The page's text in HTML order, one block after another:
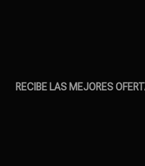
RECIBE LAS MEJORES